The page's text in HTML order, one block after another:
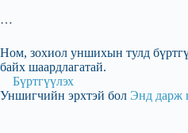
…
Ном, зохиол уншихын тулд
байх шаардлагатай.
Бүртгүүлэх
Уншигчийн эрхтэй бол Энд дарж